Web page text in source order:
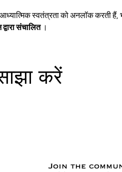
स्वतंत्रता को अनलॉक करती
संचालित ।
करें
Join the